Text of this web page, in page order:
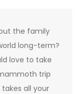
the family
long-term?
love to take
trip
all your